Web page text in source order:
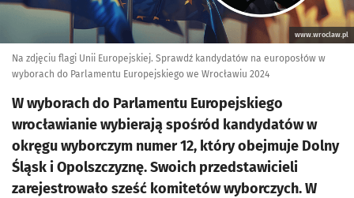
www.wroclaw.pl
Na zdjęciu flagi Unii Europejskiej. Sprawdź kandydatów na europosłów w
wyborach do Parlamentu Europejskiego we Wrocławiu 2024
W wyborach do Parlamentu Europejskiego
wrocławianie wybierają spośród kandydatów w
okręgu wyborczym numer 12, który obejmuje Dolny
Śląsk i Opolszczyznę. Swoich przedstawicieli
zarejestrowało sześć komitetów wyborczych. W